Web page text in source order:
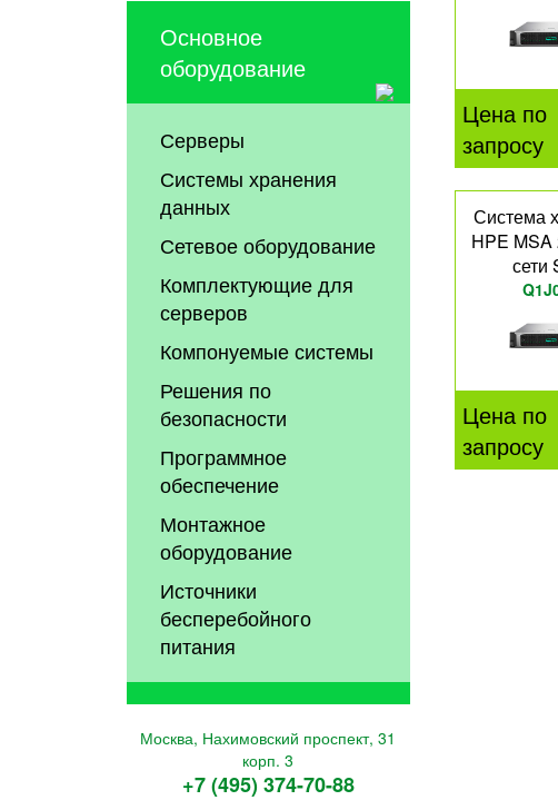
Основное
оборудование
Серверы
Системы хранения
данных
Сетевое оборудование
Комплектующие для
серверов
Компонуемые системы
Решения по
безопасности
Программное
обеспечение
Монтажное
оборудование
Источники
бесперебойного
питания
Москва, Нахимовский проспект, 31
корп. 3
+7 (495) 374-70-88
Цена по
запросу
Система
HPE MSA
сети
Цена по
запросу